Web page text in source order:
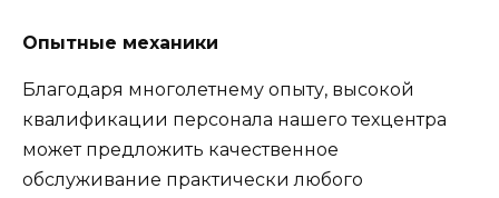
Опытные механики
Благодаря многолетнему опыту, высокой
квалификации персонала нашего техцентра
может предложить качественное
обслуживание практически любого